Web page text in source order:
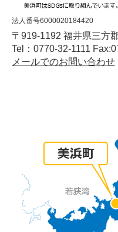
法人番号6000020184420
〒919-1192 福井県三方
Tel：0770-32-1111
メールでのお問い合わせ